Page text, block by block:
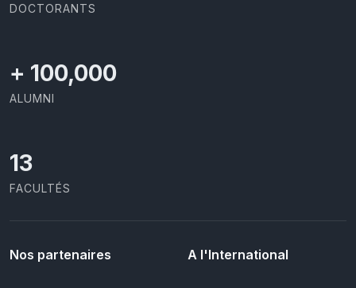
DOCTORANTS
+ 100,000
ALUMNI
13
FACULTÉS
Nos partenaires A l'International